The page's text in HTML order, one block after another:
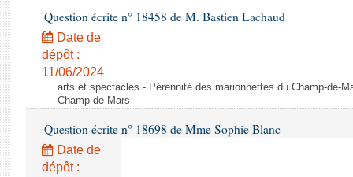
Question écrite n° 18458 de M. Bastien Lachaud
Date de
dépôt :
11/06/2024
arts et spectacles - Pérennité des marionnettes du Champ-de-
Champ-de-Mars
Question écrite n° 18698 de Mme Sophie Blanc
Date de
dépôt :